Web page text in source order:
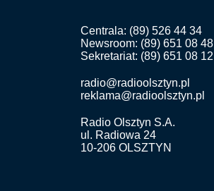
Centrala: (89) 526 44 34
Newsroom: (89) 651 08 48
Sekretariat: (89) 651 08 12
radio@radioolsztyn.pl
reklama@radioolsztyn.pl
Radio Olsztyn S.A.
ul. Radiowa 24
10-206 OLSZTYN